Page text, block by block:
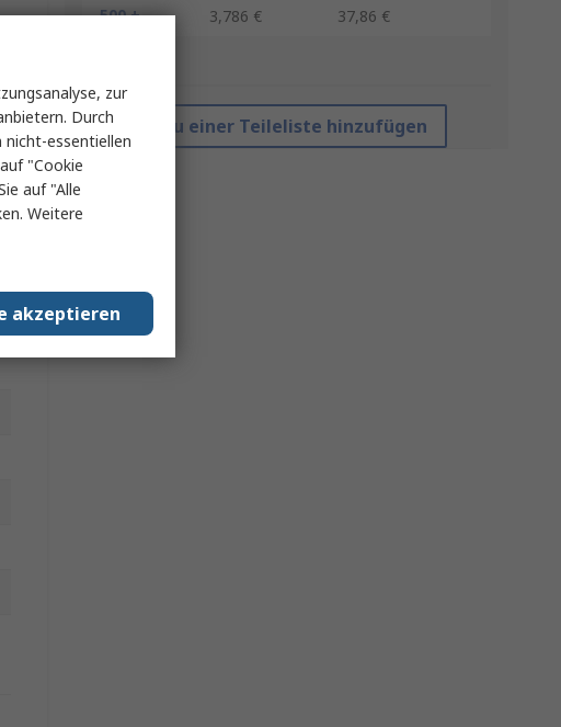
500 +
3,786 € 37,86 €
Zu einer Teileliste hinzufügen
zur
Durch
nicht-essentiellen
"Cookie
auf "Alle
Weitere
akzeptieren